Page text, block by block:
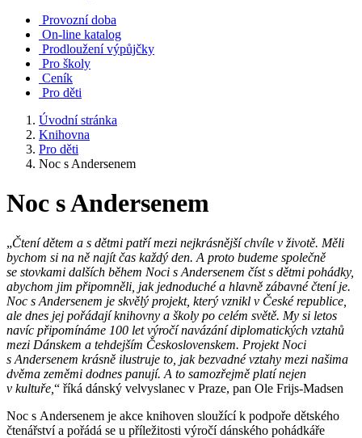
Provozní doba
On-line katalog
Prodloužení výpůjčky
Pro školy
Ceník
Pro děti
Úvodní stránka
Knihovna
Pro děti
Noc s Andersenem
Noc s Andersenem
„Čtení dětem a s dětmi patří mezi nejkrásnější chvíle v životě. Měli
bychom si na ně najít čas každý den. A proto budeme společně
se stovkami dalších během Noci s Andersenem číst s dětmi pohádky,
abychom jim připomněli, jak jednoduché a hlavně zábavné čtení je.
Noc s Andersenem je skvělý projekt, který vznikl v České republice,
ale dnes jej pořádají knihovny a školy po celém světě. My si letos
navíc připomínáme 100 let výročí navázání diplomatických vztahů
mezi Dánskem a tehdejším Československem. Projekt Noci
s Andersenem krásně ilustruje to, jak bezvadné vztahy mezi našima
dvěma zeměmi dodnes panují. A to samozřejmě platí nejen
v kultuře, “ říká dánský velvyslanec v Praze, pan Ole Frijs-Madsen
Noc s Andersenem je akce knihoven sloužící k podpoře dětského
čtenářství a pořádá se u příležitosti výročí dánského pohádkáře